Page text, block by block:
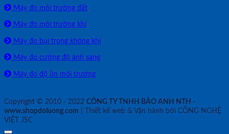
Máy đo môi trường đất
Máy đo môi trường khí
Máy đo bụi trong không khí
Máy đo cường độ ánh sáng
Máy đo độ ồn môi trường
Copyright © 2010 - 2022 CÔNG TY TNHH BẢO ANH NTH -
www.shopdoluong.com | Thiết kế web & Vận hành bởi CÔNG NGHỆ
VIỆT JSC